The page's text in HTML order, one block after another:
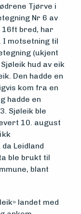
Tjørve i
Nr 6 av
16ft bred, har
I motsetning til
(ukjent
hud av eik
Den hadde en
kom fra en
hadde en
Sjøleik ble
10. august
Leidland
ble brukt til
blant
landet med